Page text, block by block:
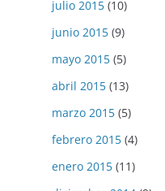
julio 2015 (10)
junio 2015 (9)
mayo 2015 (5)
abril 2015 (13)
marzo 2015 (5)
febrero 2015 (4)
enero 2015 (11)